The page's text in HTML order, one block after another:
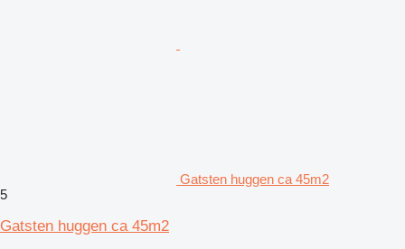
Gatsten huggen ca 45m2
5
Gatsten huggen ca 45m2